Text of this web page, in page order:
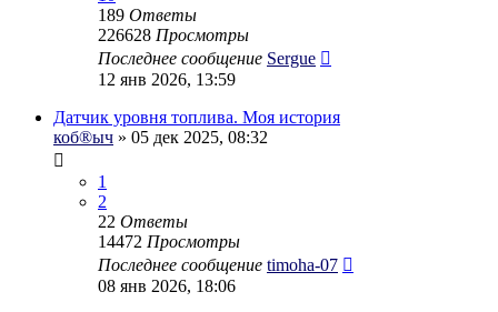
189 Ответы
226628 Просмотры
Последнее сообщение Sergue
12 янв 2026, 13:59
Датчик уровня топлива. Моя история
коб®ыч » 05 дек 2025, 08:32
1
2
22 Ответы
14472 Просмотры
Последнее сообщение timoha-07
08 янв 2026, 18:06